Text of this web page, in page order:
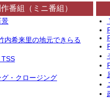
番組（ミニ番組）
景
内希来里の地元できらる
・クロージング